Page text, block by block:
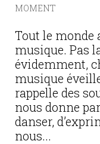
MOMENT
Tout le monde
musique. Pas
évidemment,
musique
rappelle des
nous donne
danser,
nous...